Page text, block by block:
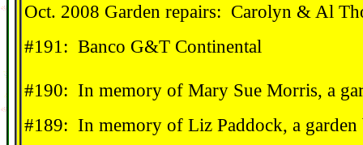
Oct. 2008 Garden repairs: Carolyn & Al
#191: Banco G&T Continental
#190: In memory of Mary Sue Morris, a
#189: In memory of Liz Paddock, a